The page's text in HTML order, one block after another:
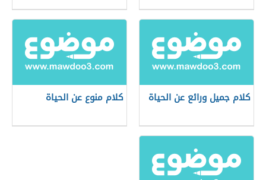
كلام جميل ورائع عن الحياة كلام منوع عن الحياة